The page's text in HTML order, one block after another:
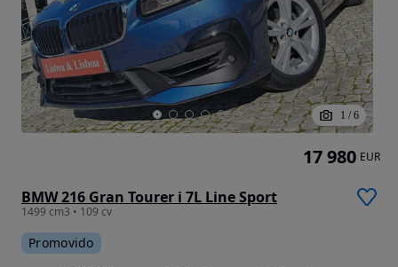
1 / 6
BMW 216 Gran Tourer i 7L Line Sport
1499 cm3 • 109 cv
Promovido
17 980 EUR